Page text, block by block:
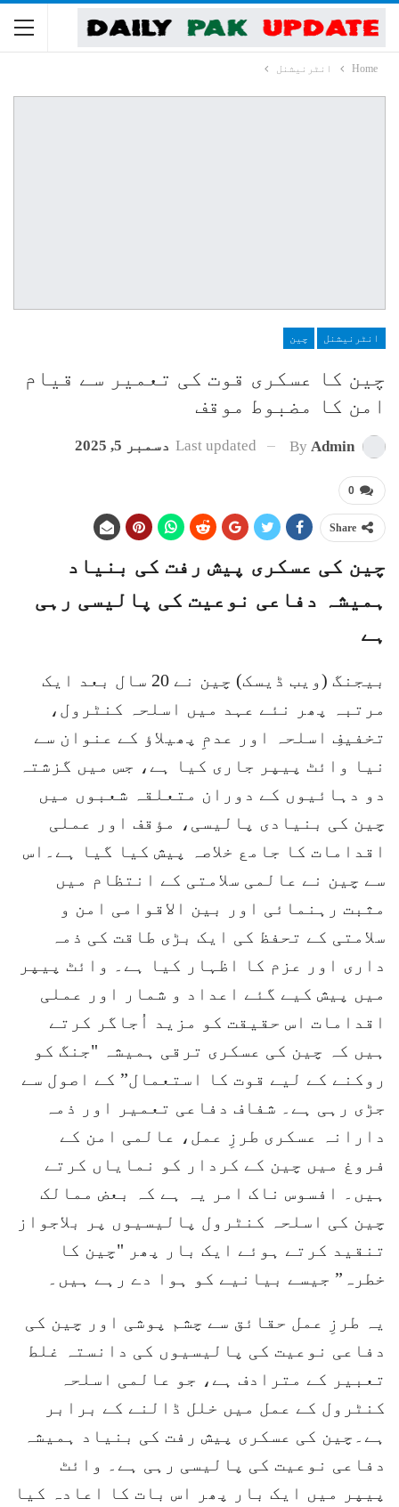
Home انٹرنیشنل
انٹرنیشنل چین
چین کا عسکری قوت کی تعمیر سے قیام
امن کا مضبوط موقف
By Admin
Last updated دسمبر 5, 2025
0
Share
چین کی عسکری پیش رفت کی بنیاد
ہمیشہ دفاعی نوعیت کی پالیسی رہی
ہے
بیجنگ (ویب ڈیسک) چین نے 20 سال بعد ایک
مرتبہ پھر نئے عہد میں اسلحہ کنٹرول،
تخفیفِ اسلحہ اور عدمِ پھیلاؤ کے عنوان سے
نیا وائٹ پیپر جاری کیا ہے، جس میں گزشتہ
دو دہائیوں کے دوران متعلقہ شعبوں میں
چین کی بنیادی پالیسی، مؤقف اور عملی
اقدامات کا جامع خلاصہ پیش کیا گیا ہے۔اس
سے چین نے عالمی سلامتی کے انتظام میں
مثبت رہنمائی اور بین الاقوامی امن و
سلامتی کے تحفظ کی ایک بڑی طاقت کی ذمہ
داری اور عزم کا اظہار کیا ہے۔ وائٹ پیپر
میں پیش کیے گئے اعداد و شمار اور عملی
اقدامات اس حقیقت کو مزید اُجاگر کرتے
ہیں کہ چین کی عسکری ترقی ہمیشہ "جنگ کو
روکنے کے لیے قوت کا استعمال” کے اصول سے
جڑی رہی ہے۔ شفاف دفاعی تعمیر اور ذمہ
دارانہ عسکری طرزِ عمل، عالمی امن کے
فروغ میں چین کے کردار کو نمایاں کرتے
ہیں۔ افسوس ناک امر یہ ہے کہ بعض ممالک
چین کی اسلحہ کنٹرول پالیسیوں پر بلاجواز
تنقید کرتے ہوئے ایک بار پھر "چین کا
خطرہ” جیسے بیانیے کو ہوا دے رہے ہیں۔
یہ طرزِ عمل حقائق سے چشم پوشی اور چین کی
دفاعی نوعیت کی پالیسیوں کی دانستہ غلط
تعبیر کے مترادف ہے، جو عالمی اسلحہ
کنٹرول کے عمل میں خلل ڈالنے کے برابر
ہے۔چین کی عسکری پیش رفت کی بنیاد ہمیشہ
دفاعی نوعیت کی پالیسی رہی ہے۔ وائٹ
پیپر میں ایک بار پھر اس بات کا اعادہ کیا